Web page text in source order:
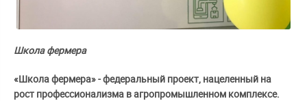
Школа фермера
«Школа фермера» - федеральный проект, нацеленный на
рост профессионализма в агропромышленном комплексе.